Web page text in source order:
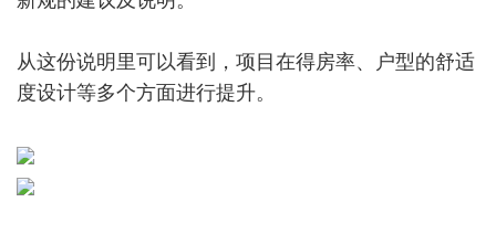
从这份说明里可以看到，项目在得房率、户型的舒适
度设计等多个方面进行提升。